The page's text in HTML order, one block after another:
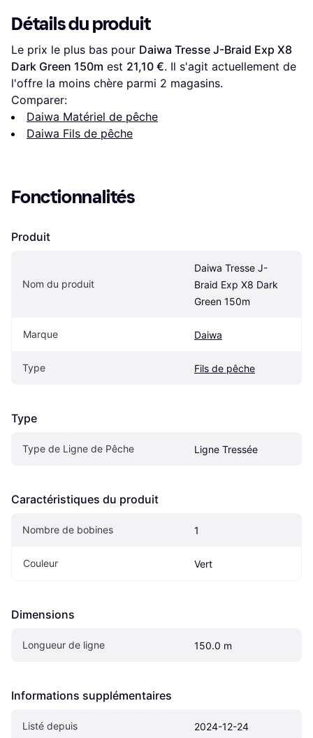
Détails du produit
Le prix le plus bas pour Daiwa Tresse J-Braid Exp X8
Dark Green 150m est 21,10 €. Il s'agit actuellement de
l'offre la moins chère parmi 2 magasins.
Comparer:
Daiwa Matériel de pêche
Daiwa Fils de pêche
Fonctionnalités
Produit
Nom du produit
Daiwa Tresse J-
Braid Exp X8 Dark
Green 150m
Marque Daiwa
Type Fils de pêche
Type
Type de Ligne de Pêche Ligne Tressée
Caractéristiques du produit
Nombre de bobines 1
Couleur Vert
Dimensions
Longueur de ligne 150.0 m
Informations supplémentaires
Listé depuis 2024-12-24